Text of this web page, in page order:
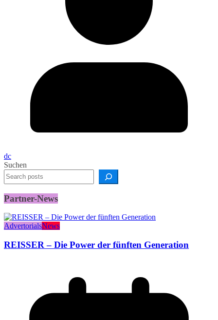
dc
Suchen
Partner-News
AdvertorialsNews
REISSER – Die Power der fünften Generation